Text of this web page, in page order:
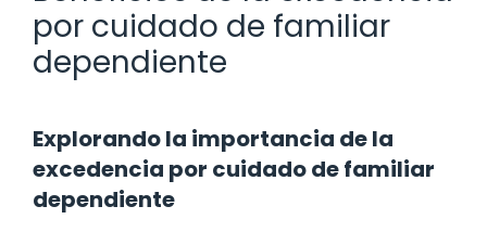
por cuidado de familiar
dependiente
Explorando la importancia de la
excedencia por cuidado de familiar
dependiente